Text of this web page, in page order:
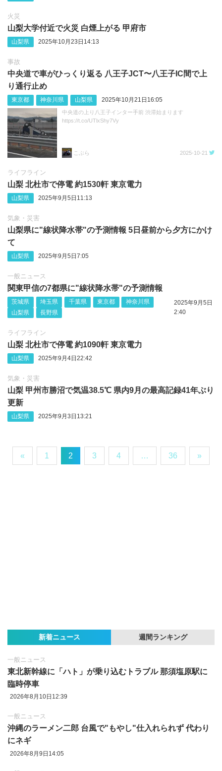
火災
山梨大学付近で火災 白煙上がる 甲府市
山梨県 2025年10月23日14:13
事故
中央道で車がひっくり返る 八王子JCT〜八王子IC間で上
り通行止め
東京都 神奈川県 山梨県 2025年10月21日16:05
中央道の上り八王子インター手前 渋滞始まります
https://t.co/UTlxShy7Vy
こぶら 2025-10-21
ライフライン
山梨 北杜市で停電 約1530軒 東京電力
山梨県 2025年9月5日11:13
気象・災害
山梨県に"線状降水帯"の予測情報 5日昼前から夕方にかけ
て
山梨県 2025年9月5日7:05
一般ニュース
関東甲信の7都県に"線状降水帯"の予測情報
茨城県 埼玉県 千葉県 東京都
神奈川県
山梨県
長野県
2025年9月5日
2:40
ライフライン
山梨 北杜市で停電 約1090軒 東京電力
山梨県 2025年9月4日22:42
気象・災害
山梨 甲州市勝沼で気温38.5℃ 県内9月の最高記録41年ぶり
更新
山梨県 2025年9月3日13:21
« 1 2 3 4 … 36 »
新着ニュース 週間ランキング
一般ニュース
東北新幹線に「ハト」が乗り込むトラブル 那須塩原駅に
臨時停車
2026年8月10日12:39
一般ニュース
沖縄のラーメン二郎 台風で"もやし"仕入れられず 代わり
にネギ
2026年8月9日14:05